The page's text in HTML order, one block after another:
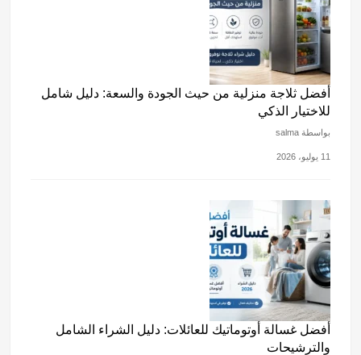
أفضل ثلاجة منزلية من حيث الجودة والسعة: دليل شامل
للاختيار الذكي
بواسطة salma
11 يوليو، 2026
أفضل غسالة أوتوماتيك للعائلات: دليل الشراء الشامل
والترشيحات